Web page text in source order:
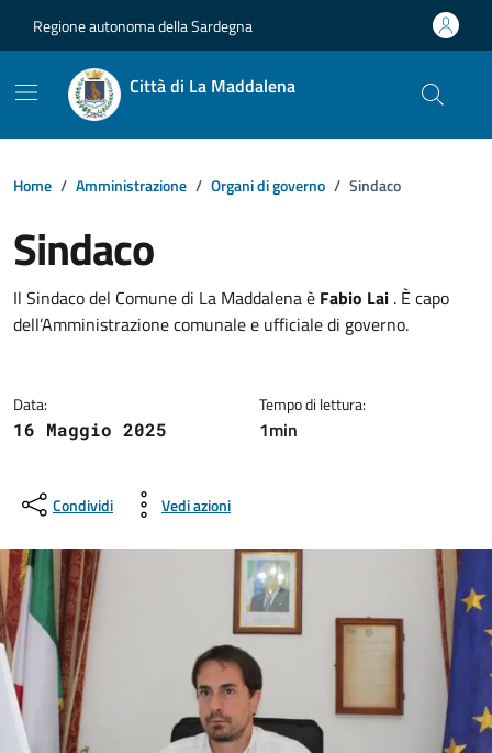
Regione autonoma della Sardegna
Città di La Maddalena
Home Amministrazione Organi di governo Sindaco
Sindaco
Dettagli della notizia
Il Sindaco del Comune di La Maddalena è Fabio Lai . È capo
dell’Amministrazione comunale e ufficiale di governo.
Data:
16 Maggio 2025
Tempo di lettura:
1min
Condividi Vedi azioni